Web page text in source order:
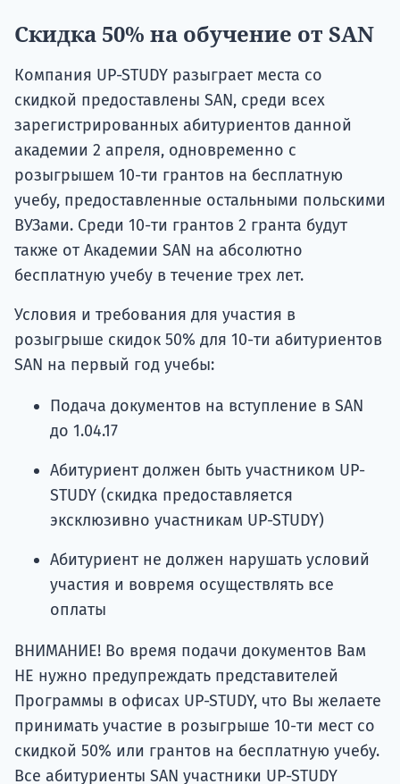
Скидка 50% на обучение от SAN
Компания UP-STUDY разыграет места со
скидкой предоставлены SAN, среди всех
зарегистрированных абитуриентов данной
академии 2 апреля, одновременно с
розыгрышем 10-ти грантов на бесплатную
учебу, предоставленные остальными польскими
ВУЗами. Среди 10-ти грантов 2 гранта будут
также от Академии SAN на абсолютно
бесплатную учебу в течение трех лет.
Условия и требования для участия в
розыгрыше скидок 50% для 10-ти абитуриентов
SAN на первый год учебы:
Подача документов на вступление в SAN
до 1.04.17
Абитуриент должен быть участником UP-
STUDY (скидка предоставляется
эксклюзивно участникам UP-STUDY)
Абитуриент не должен нарушать условий
участия и вовремя осуществлять все
оплаты
ВНИМАНИЕ! Во время подачи документов Вам
НЕ нужно предупреждать представителей
Программы в офисах UP-STUDY, что Вы желаете
принимать участие в розыгрыше 10-ти мест со
скидкой 50% или грантов на бесплатную учебу.
Все абитуриенты SAN участники UP-STUDY